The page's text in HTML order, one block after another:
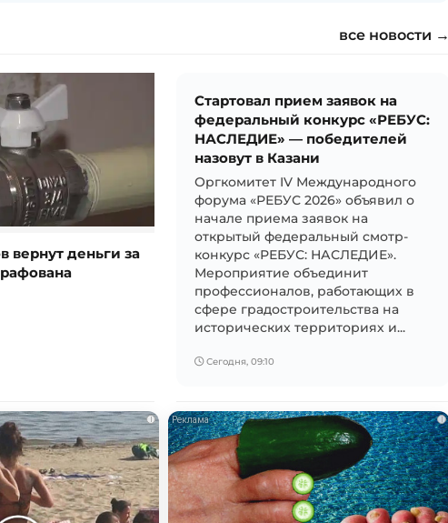
все новости →
вернут деньги за
Стартовал прием заявок на
федеральный конкурс «РЕБУС:
НАСЛЕДИЕ» — победителей
назовут в Казани
Оргкомитет IV Международного
форума «РЕБУС 2026» объявил о
начале приема заявок на
открытый федеральный смотр-
конкурс «РЕБУС: НАСЛЕДИЕ».
Мероприятие объединит
профессионалов, работающих в
сфере градостроительства на
исторических территориях и...
Сегодня, 09:10
i i